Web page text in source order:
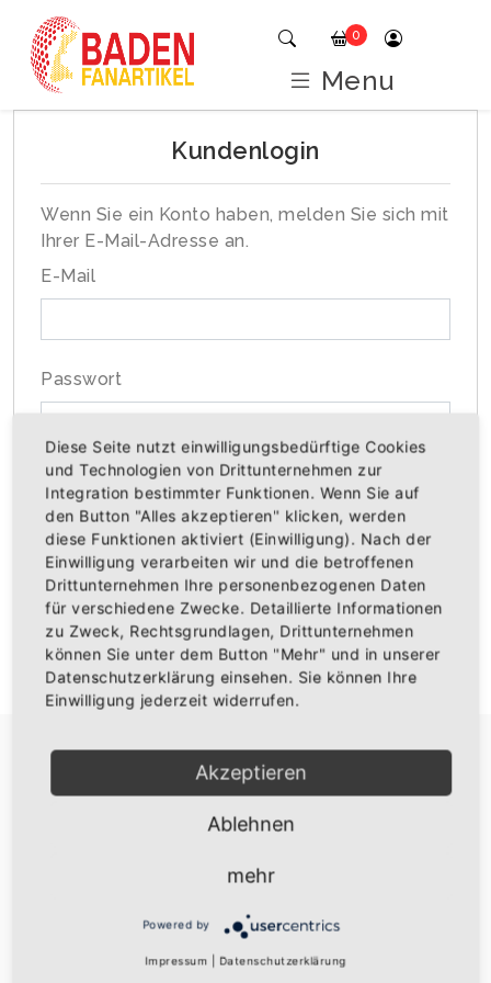
Kundenlogin
Wenn Sie ein Konto haben, melden Sie sich mit
Ihrer E-Mail-Adresse an.
E-Mail
Passwort
Passwort vergessen?
ANMELDEN
Don't have an account?Ein Konto erstellen
Die besten Baden Fanartikel
0
Menu
Diese Seite nutzt einwilligungsbedürftige Cookies
und Technologien von Drittunternehmen zur
Integration bestimmter Funktionen. Wenn Sie auf
den Button "Alles akzeptieren" klicken, werden
diese Funktionen aktiviert (Einwilligung). Nach der
Einwilligung verarbeiten wir und die betroffenen
Drittunternehmen Ihre personenbezogenen Daten
für verschiedene Zwecke. Detaillierte Informationen
zu Zweck, Rechtsgrundlagen, Drittunternehmen
können Sie unter dem Button "Mehr" und in unserer
Datenschutzerklärung einsehen. Sie können Ihre
Einwilligung jederzeit widerrufen.
Akzeptieren
Ablehnen
mehr
Powered by
Impressum Datenschutzerklärung